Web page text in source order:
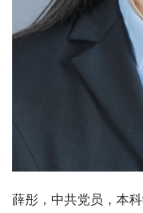
薛彤，中共党员，本